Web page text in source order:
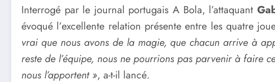
Interrogé par le journal portugais A Bola, l’attaquant
évoqué l’excellente relation présente entre les quatre
vrai que nous avons de la magie, que chacun arrive à
reste de l’équipe, nous ne pourrions pas parvenir à faire
nous l’apportent », a-t-il lancé.